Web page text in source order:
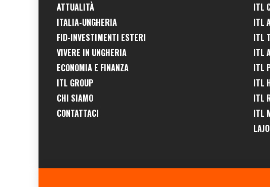
ATTUALITÀ
ITALIA-UNGHERIA
FID-INVESTIMENTI ESTERI
VIVERE IN UNGHERIA
ECONOMIA E FINANZA
ITL GROUP
CHI SIAMO
CONTATTACI
ITL
ITL
ITL
ITL
ITL
ITL
ITL
ITL